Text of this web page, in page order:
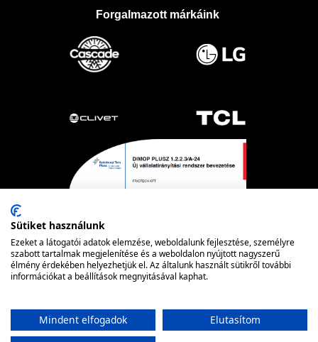
Forgalmazott márkáink
Powered by nopCommerce
Sütiket használunk
Ezeket a látogatói adatok elemzése, weboldalunk fejlesztése, személyre
szabott tartalmak megjelenítése és a weboldalon nyújtott nagyszerű
élmény érdekében helyezhetjük el. Az általunk használt sütikről további
információkat a beállítások megnyitásával kaphat.
Mindent elfogadok
Elutasítom